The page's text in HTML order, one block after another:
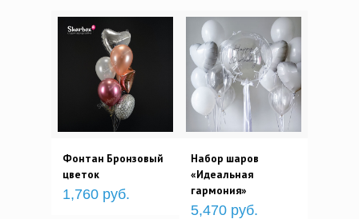
Фонтан Бронзовый
цветок
1,760 руб.
Набор шаров
«Идеальная
гармония»
5,470 руб.